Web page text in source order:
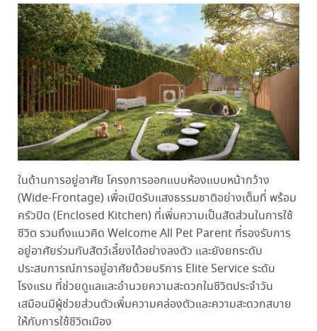
ในด้านการอยู่อาศัย โครงการออกแบบห้องแบบหน้ากว้าง
(Wide-Frontage) เพื่อเปิดรับแสงธรรมชาติอย่างเต็มที่ พร้อม
ครัวปิด (Enclosed Kitchen) ที่เพิ่มความเป็นสัดส่วนในการใช้
ชีวิต รวมถึงแนวคิด Welcome All Pet Parent ที่รองรับการ
อยู่อาศัยร่วมกับสัตว์เลี้ยงได้อย่างลงตัว และยังยกระดับ
ประสบการณ์การอยู่อาศัยด้วยบริการ Elite Service ระดับ
โรงแรม ที่ช่วยดูแลและอำนวยความสะดวกในชีวิตประจำวัน
เสมือนมีผู้ช่วยส่วนตัวเพิ่มความคล่องตัวและความสะดวกสบาย
ให้กับการใช้ชีวิตเมือง